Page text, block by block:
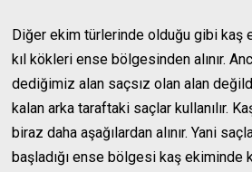
Diğer ekim türlerinde olduğu gibi kaş
kıl kökleri ense bölgesinden alınır.
dediğimiz alan saçsız olan alan
kalan arka taraftaki saçlar kullanılır.
biraz daha aşağılardan alınır. Yani
başladığı ense bölgesi kaş ekiminde